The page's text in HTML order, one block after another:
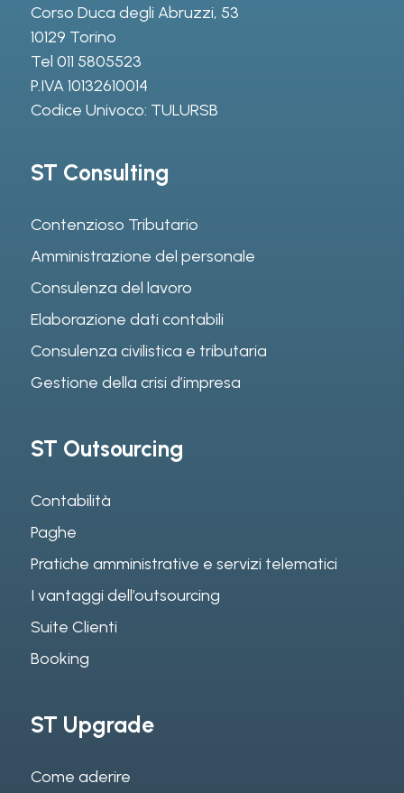
Corso Duca degli Abruzzi, 53
10129 Torino
Tel 011 5805523
P.IVA 10132610014
Codice Univoco: TULURSB
ST Consulting
Contenzioso Tributario
Amministrazione del personale
Consulenza del lavoro
Elaborazione dati contabili
Consulenza civilistica e tributaria
Gestione della crisi d’impresa
ST Outsourcing
Contabilità
Paghe
Pratiche amministrative e servizi telematici
I vantaggi dell’outsourcing
Suite Clienti
Booking
ST Upgrade
Come aderire